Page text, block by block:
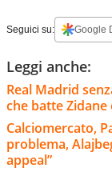
Seguici su: Google
Leggi anche:
Real Madrid
che batte
Calciomercato,
problema,
appeal”